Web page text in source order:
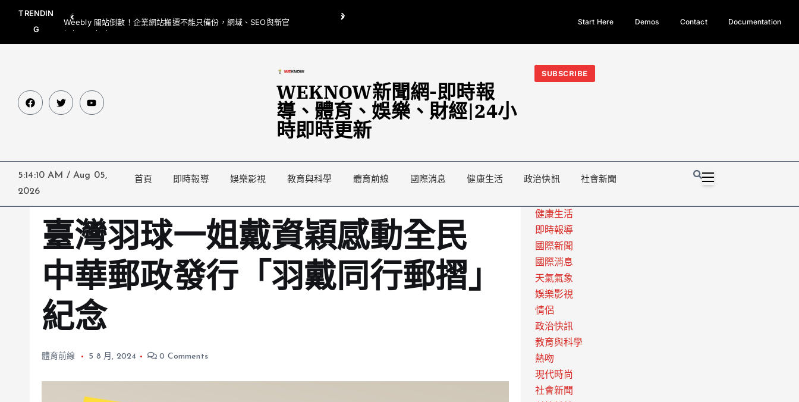
TRENDIN
G
Weebly 關站倒數！企業網站搬遷不能只備份，網域、SEO與新官
網都要一起處理
翁曉玲喊刪陸委會1295萬媒宣費惹議 梁文傑回「只能靠嘴巴」
今日熱門新聞TOP3｜西拉雅族正式成第17個原住民族、立院電競
光電場回
Start Here Demos Contact Documentation
WEKNOW新聞網-即時報
導、體育、娛樂、財經|24小
時即時更新
SUBSCRIBE
5:14:11 AM /
Aug 05,
2026
首頁 即時報導 娛樂影視 教育與科學 體育前線 國際消息 健康生活 政治快訊 社會新聞
臺灣羽球一姐戴資穎感動全民
中華郵政發行「羽戴同行郵摺」
紀念
體育前線 5 8 月, 2024 0 Comments
健康生活
即時報導
國際新聞
國際消息
天氣氣象
娛樂影視
情侶
政治快訊
教育與科學
熱吻
現代時尚
社會新聞